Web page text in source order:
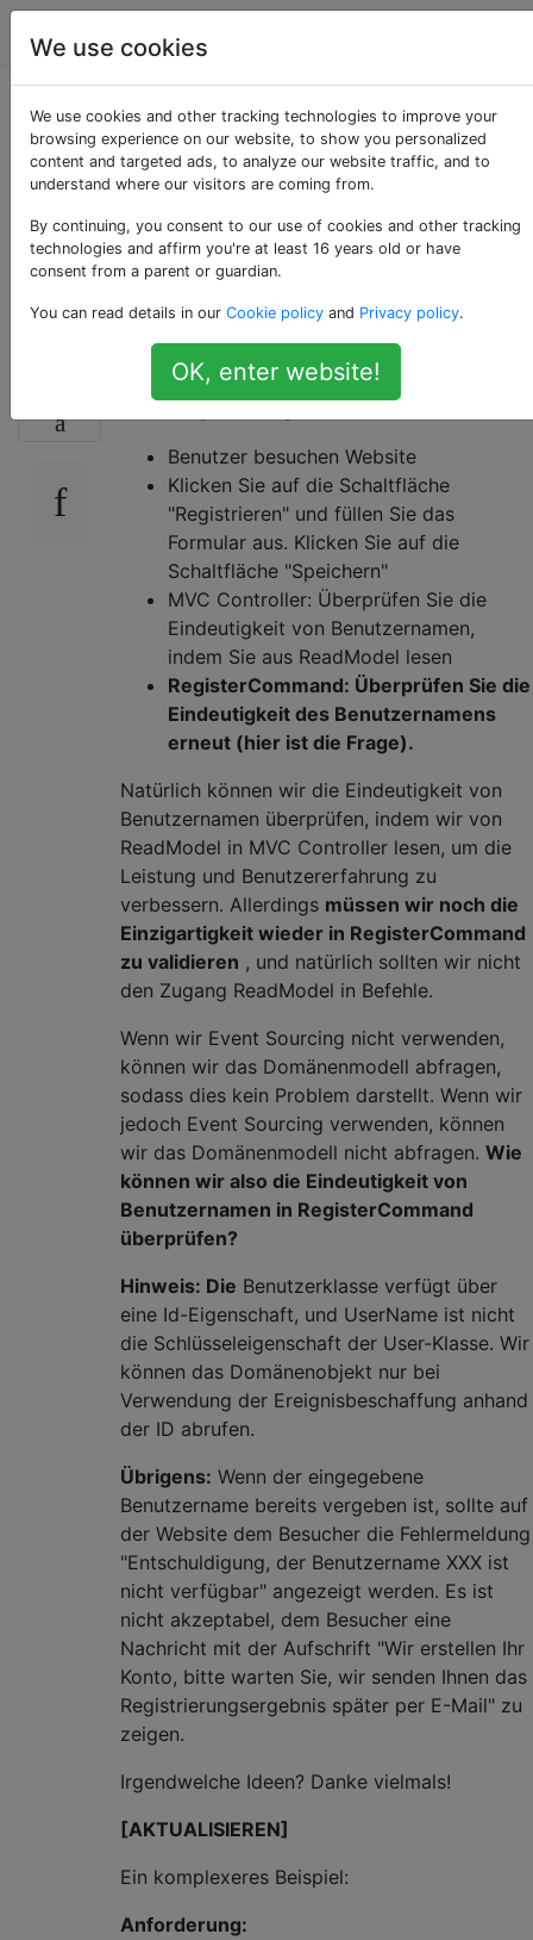
Programmierung
CQRS Event
Sourcing: Überprüfen
Sie die Eindeutigkeit
des Benutzernamens
Nehmen wir ein einfaches Beispiel für die
"Kontoregistrierung". Hier ist der Ablauf:
Benutzer besuchen Website
Klicken Sie auf die Schaltfläche
"Registrieren" und füllen Sie das
Formular aus. Klicken Sie auf die
Schaltfläche "Speichern"
MVC Controller: Überprüfen Sie die
Eindeutigkeit von Benutzernamen,
indem Sie aus ReadModel lesen
RegisterCommand: Überprüfen Sie die
Eindeutigkeit des Benutzernamens
erneut (hier ist die Frage).
Natürlich können wir die Eindeutigkeit von
Benutzernamen überprüfen, indem wir von
ReadModel in MVC Controller lesen, um die
Leistung und Benutzererfahrung zu
verbessern. Allerdings müssen wir noch die
Einzigartigkeit wieder in RegisterCommand
zu validieren , und natürlich sollten wir nicht
den Zugang ReadModel in Befehle.
Wenn wir Event Sourcing nicht verwenden,
können wir das Domänenmodell abfragen,
sodass dies kein Problem darstellt. Wenn wir
jedoch Event Sourcing verwenden, können
wir das Domänenmodell nicht abfragen. Wie
können wir also die Eindeutigkeit von
Benutzernamen in RegisterCommand
überprüfen?
Hinweis: Die Benutzerklasse verfügt über
eine Id-Eigenschaft, und UserName ist nicht
die Schlüsseleigenschaft der User-Klasse. Wir
können das Domänenobjekt nur bei
Verwendung der Ereignisbeschaffung anhand
der ID abrufen.
Übrigens: Wenn der eingegebene
Benutzername bereits vergeben ist, sollte auf
der Website dem Besucher die Fehlermeldung
"Entschuldigung, der Benutzername XXX ist
nicht verfügbar" angezeigt werden. Es ist
nicht akzeptabel, dem Besucher eine
Nachricht mit der Aufschrift "Wir erstellen Ihr
Konto, bitte warten Sie, wir senden Ihnen das
Registrierungsergebnis später per E-Mail" zu
zeigen.
Irgendwelche Ideen? Danke vielmals!
[AKTUALISIEREN]
Ein komplexeres Beispiel:
Anforderung:
We use cookies
We use cookies and other tracking technologies to improve your
browsing experience on our website, to show you personalized
content and targeted ads, to analyze our website traffic, and to
understand where our visitors are coming from.
By continuing, you consent to our use of cookies and other tracking
technologies and affirm you're at least 16 years old or have
consent from a parent or guardian.
You can read details in our Cookie policy and Privacy policy.
OK, enter website!